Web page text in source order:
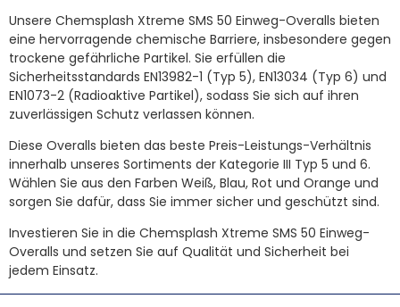
Unsere Chemsplash Xtreme SMS 50 Einweg-Overalls bieten
eine hervorragende chemische Barriere, insbesondere gegen
trockene gefährliche Partikel. Sie erfüllen die
Sicherheitsstandards EN13982-1 (Typ 5), EN13034 (Typ 6) und
EN1073-2 (Radioaktive Partikel), sodass Sie sich auf ihren
zuverlässigen Schutz verlassen können.
Diese Overalls bieten das beste Preis-Leistungs-Verhältnis
innerhalb unseres Sortiments der Kategorie III Typ 5 und 6.
Wählen Sie aus den Farben Weiß, Blau, Rot und Orange und
sorgen Sie dafür, dass Sie immer sicher und geschützt sind.
Investieren Sie in die Chemsplash Xtreme SMS 50 Einweg-
Overalls und setzen Sie auf Qualität und Sicherheit bei
jedem Einsatz.